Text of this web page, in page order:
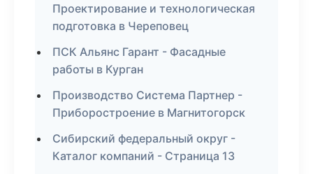
Проектирование и технологическая
подготовка в Череповец
ПСК Альянс Гарант - Фасадные
работы в Курган
Производство Система Партнер -
Приборостроение в Магнитогорск
Сибирский федеральный округ -
Каталог компаний - Страница 13